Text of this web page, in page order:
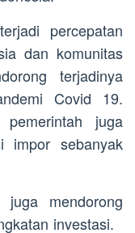
percepatan
dan komunitas
terjadinya
Covid 19.
juga
impor sebanyak
juga mendorong
investasi.